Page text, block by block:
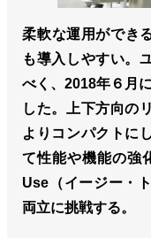
柔軟な運用ができ
も導入しやすい。
べく、2018年６月
した。上下方向の
よりコンパクトに
て性能や機能の強
Use（イージー・
両立に挑戦する。